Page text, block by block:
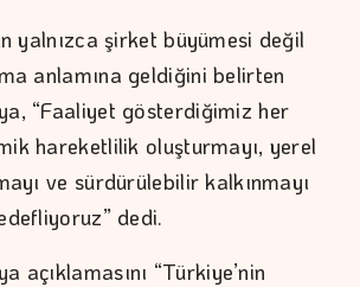
yalnızca şirket büyümesi değil
anlamına geldiğini belirten
“Faaliyet gösterdiğimiz her
hareketlilik oluşturmayı, yerel
ve sürdürülebilir kalkınmayı
dedi.
açıklamasını “Türkiye’nin